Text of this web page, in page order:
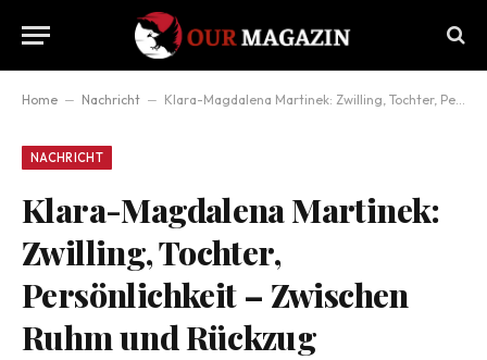
Home – Nachricht – Klara-Magdalena Martinek: Zwilling, Tochter, Persönlichkeit – Zwischen Ruhm und Rückzug
NACHRICHT
Klara-Magdalena Martinek:
Zwilling, Tochter,
Persönlichkeit – Zwischen
Ruhm und Rückzug